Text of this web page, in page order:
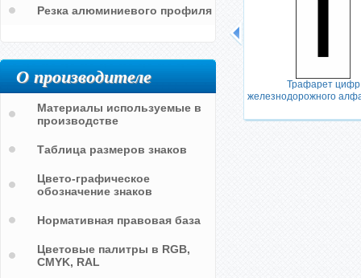
Трафарет цифр
железнодорожного
Резка алюминиевого профиля
О производителе
Материалы используемые в
производстве
Таблица размеров знаков
Цвето-графическое
обозначение знаков
Нормативная правовая база
Цветовые палитры в RGB,
CMYK, RAL